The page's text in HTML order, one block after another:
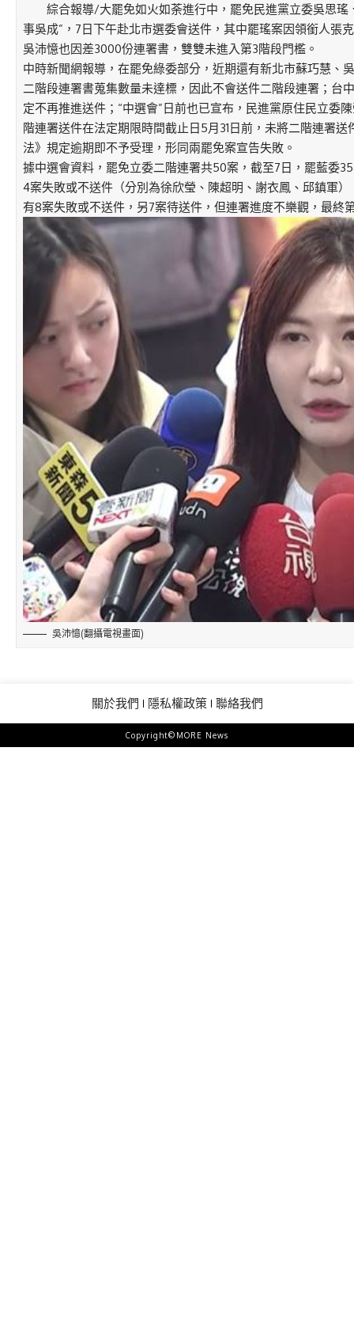
綜合報導/大罷免如火如荼進行中，罷免民進黨立委吳思瑤
事吳成”，7日下午赴北市選委會送件，其中罷瑤案因領銜人張
吳沛憶也因差3000份連署書，雙雙未進入第3階段門檻。
中時新聞網報導，在罷免綠委部分，近期還有新北市蘇巧慧、
二階段連署書蒐集數量未達標，因此不會送件二階段連署；台
定不再推進送件；“中選會”日前也已宣布，民進黨原住民立委
階連署送件在法定期限時間截止日5月31日前，未將二階連署
法》規定逾期即不予受理，形同兩罷免案宣告失敗。
據中選會資料，罷免立委二階連署共50案，截至7日，罷藍委
4案失敗或不送件（分別為徐欣瑩、陳超明、謝衣鳳、邱鎮軍）
有8案失敗或不送件，另7案待送件，但連署進度不樂觀，最終
吳沛憶(翻攝電視畫面)
關於我們 隱私權政策 聯絡我們
Copyright©MORE News